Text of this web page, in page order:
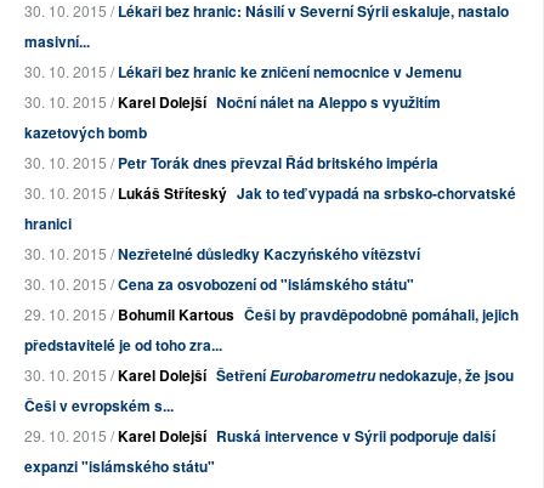
30. 10. 2015 /Lékaři bez hranic: Násilí v Severní Sýrii eskaluje, nastalo
masivní...
30. 10. 2015 /Lékaři bez hranic ke zničení nemocnice v Jemenu
30. 10. 2015 /Karel Dolejší Noční nálet na Aleppo s využitím
kazetových bomb
30. 10. 2015 /Petr Torák dnes převzal Řád britského impéria
30. 10. 2015 /Lukáš Stříteský Jak to teď vypadá na srbsko-chorvatské
hranici
30. 10. 2015 /Nezřetelné důsledky Kaczyńského vítězství
30. 10. 2015 /Cena za osvobození od "islámského státu"
29. 10. 2015 /Bohumil Kartous Češi by pravděpodobně pomáhali, jejich
představitelé je od toho zra...
30. 10. 2015 /Karel Dolejší ŠetřeníEurobarometrunedokazuje, že jsou
Češi v evropském s...
29. 10. 2015 /Karel Dolejší Ruská intervence v Sýrii podporuje další
expanzi "islámského státu"